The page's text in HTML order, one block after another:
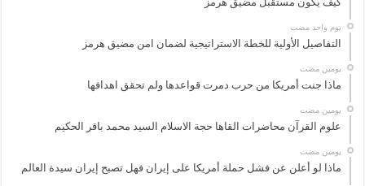
‏يوم واحد مضت
التفاصيل الأولية للخطة الاستراتيجية لضمان امن مضيق هرمز
‏يومين مضت
ماذا جنت أمريكا من حرب دمرت قواعدها ولم تحقق اهدافها
‏يومين مضت
علوم القرآن محاضرات القاها حجة الاسلام السيد محمد باقر الحكيم
‏يومين مضت
ماذا لو أعلن عن فشل حملة أمريكا على إيران فهل تصبح إيران سيدة العالم